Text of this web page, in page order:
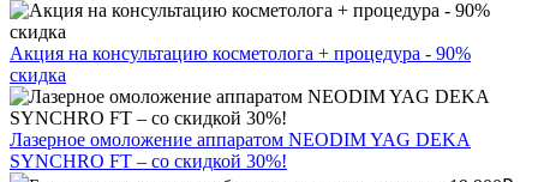
Акция на консультацию косметолога + процедура - 90%
скидка
Лазерное омоложение аппаратом NEODIM YAG DEKA
SYNCHRO FT – со скидкой 30%!